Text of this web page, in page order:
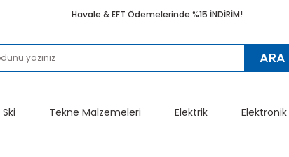
Havale & EFT Ödemelerinde %15 İNDİRİM!
ARA
Tekne Malzemeleri Elektrik Elektronik